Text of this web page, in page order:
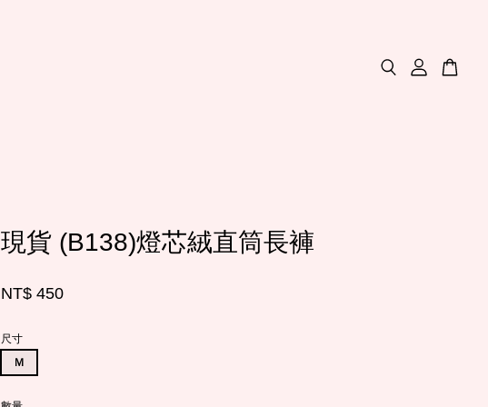
現貨 (B138)燈芯絨直筒長褲
NT$ 450
尺寸
Ｍ